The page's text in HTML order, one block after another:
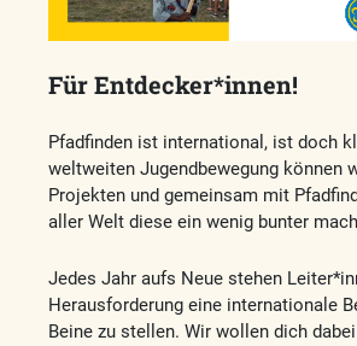
Für Entdecker*innen!
Pfadfinden ist international, ist doch
weltweiten Jugendbewegung können
Projekten und gemeinsam mit
aller Welt diese ein wenig bunter
Jedes Jahr aufs Neue stehen
Herausforderung eine internationale
Beine zu stellen. Wir wollen dich